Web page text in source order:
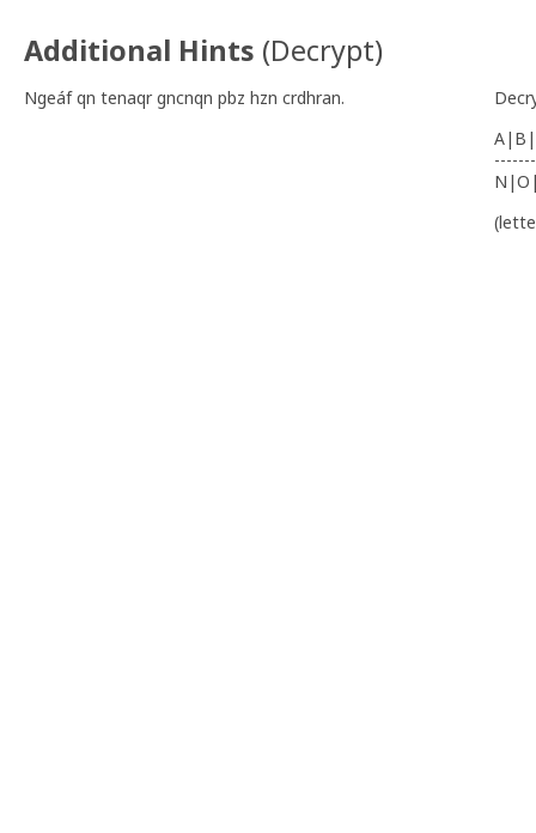
Additional Hints (Decrypt)
Ngeáf qn tenaqr gncnqn pbz hzn crdhran.